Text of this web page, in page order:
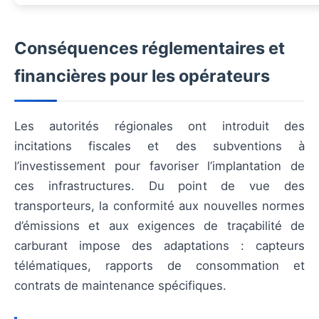
Conséquences réglementaires et
financières pour les opérateurs
Les autorités régionales ont introduit des
incitations fiscales et des subventions à
l’investissement pour favoriser l’implantation de
ces infrastructures. Du point de vue des
transporteurs, la conformité aux nouvelles normes
d’émissions et aux exigences de traçabilité de
carburant impose des adaptations : capteurs
télématiques, rapports de consommation et
contrats de maintenance spécifiques.